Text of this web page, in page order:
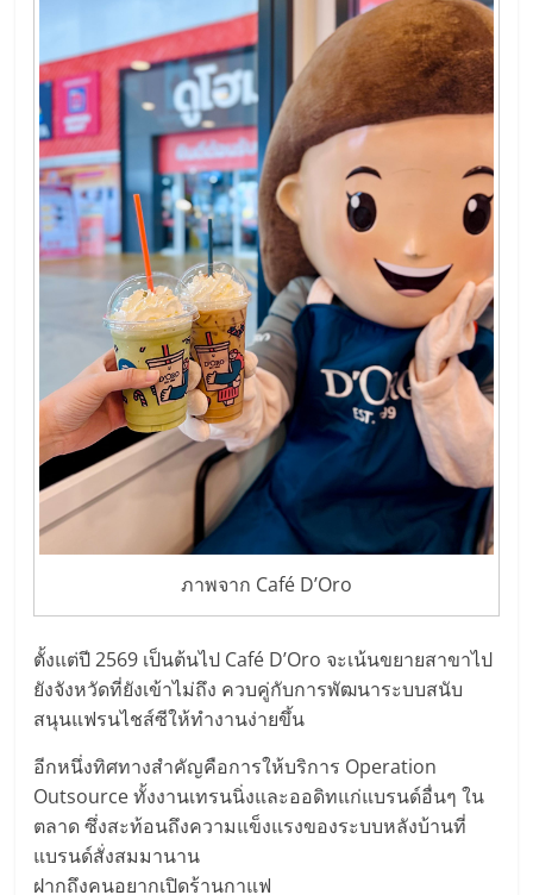
ภาพจาก Café D’Oro
ตั้งแต่ปี 2569 เป็นต้นไป Café D’Oro จะเน้นขยายสาขาไป
ยังจังหวัดที่ยังเข้าไม่ถึง ควบคู่กับการพัฒนาระบบสนับ
สนุนแฟรนไชส์ซีให้ทำงานง่ายขึ้น
อีกหนึ่งทิศทางสำคัญคือการให้บริการ Operation
Outsource ทั้งงานเทรนนิ่งและออดิทแก่แบรนด์อื่นๆ ใน
ตลาด ซึ่งสะท้อนถึงความแข็งแรงของระบบหลังบ้านที่
แบรนด์สั่งสมมานาน
ฝากถึงคนอยากเปิดร้านกาแฟ